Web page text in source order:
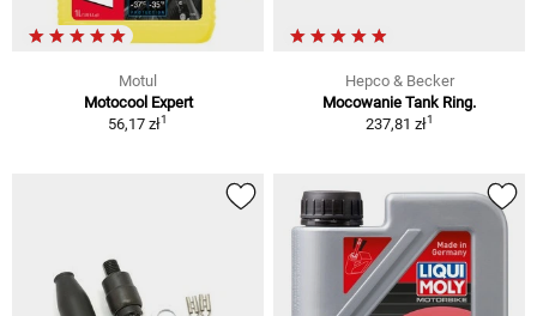
Motul
Motocool Expert
56,17 zł1
Hepco & Becker
Mocowanie Tank Ring.
237,81 zł1